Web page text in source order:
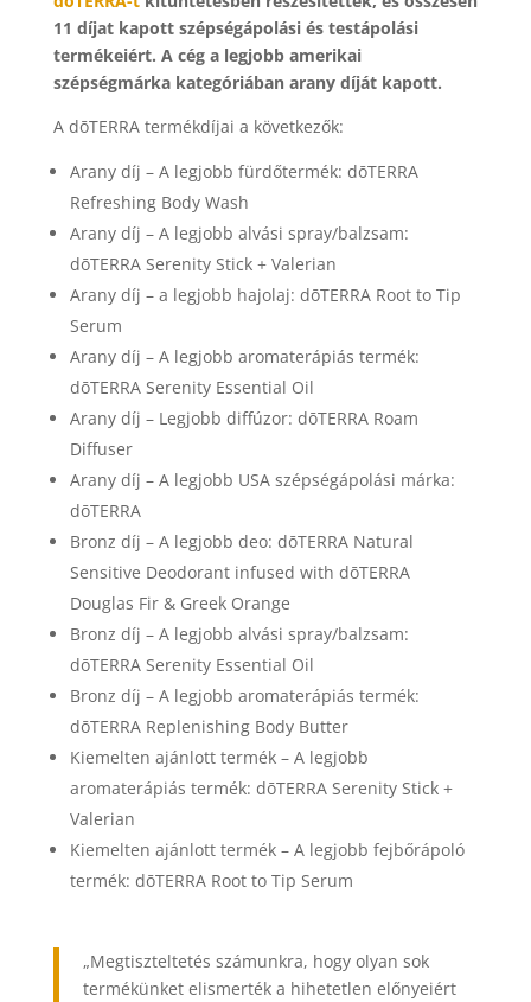
11 díjat kapott szépségápolási és testápolási
termékeiért. A cég a legjobb amerikai
szépségmárka kategóriában arany díját kapott.
A dōTERRA termékdíjai a következők:
Arany díj – A legjobb fürdőtermék: dōTERRA
Refreshing Body Wash
Arany díj – A legjobb alvási spray/balzsam:
dōTERRA Serenity Stick + Valerian
Arany díj – a legjobb hajolaj: dōTERRA Root to Tip
Serum
Arany díj – A legjobb aromaterápiás termék:
dōTERRA Serenity Essential Oil
Arany díj – Legjobb diffúzor: dōTERRA Roam
Diffuser
Arany díj – A legjobb USA szépségápolási márka:
dōTERRA
Bronz díj – A legjobb deo: dōTERRA Natural
Sensitive Deodorant infused with dōTERRA
Douglas Fir & Greek Orange
Bronz díj – A legjobb alvási spray/balzsam:
dōTERRA Serenity Essential Oil
Bronz díj – A legjobb aromaterápiás termék:
dōTERRA Replenishing Body Butter
Kiemelten ajánlott termék – A legjobb
aromaterápiás termék: dōTERRA Serenity Stick +
Valerian
Kiemelten ajánlott termék – A legjobb fejbőrápoló
termék: dōTERRA Root to Tip Serum
„Megtiszteltetés számunkra, hogy olyan sok
termékünket elismerték a hihetetlen előnyeiért